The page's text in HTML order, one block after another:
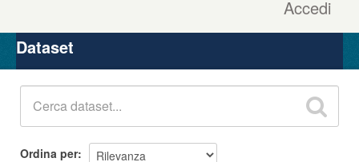
Accedi
Organizzazioni
Gruppi
Dataset
Ordina per